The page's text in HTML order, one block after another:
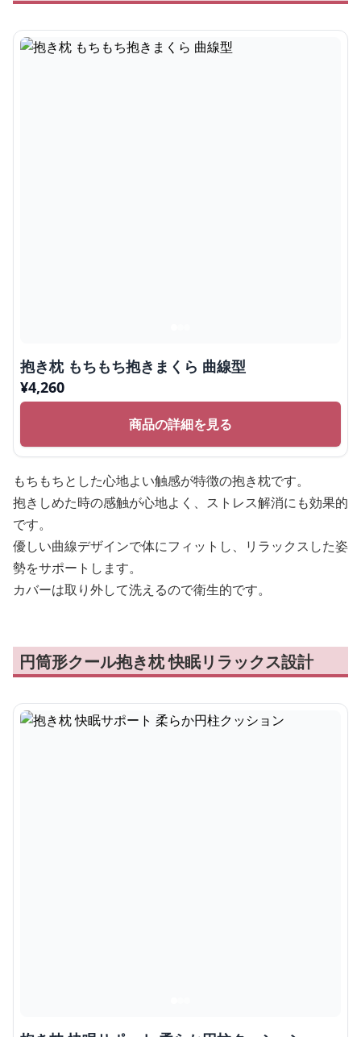
抱き枕 もちもち抱きまくら 曲線型
¥4,260
商品の詳細を見る
もちもちとした心地よい触感が特徴の抱き枕です。
抱きしめた時の感触が心地よく、ストレス解消にも効果的
です。
優しい曲線デザインで体にフィットし、リラックスした姿
勢をサポートします。
カバーは取り外して洗えるので衛生的です。
円筒形クール抱き枕 快眠リラックス設計